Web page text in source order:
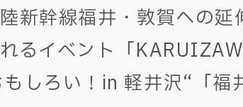
新幹線福井・敦賀への延
るイベント「
しろい！in 軽井沢“「福